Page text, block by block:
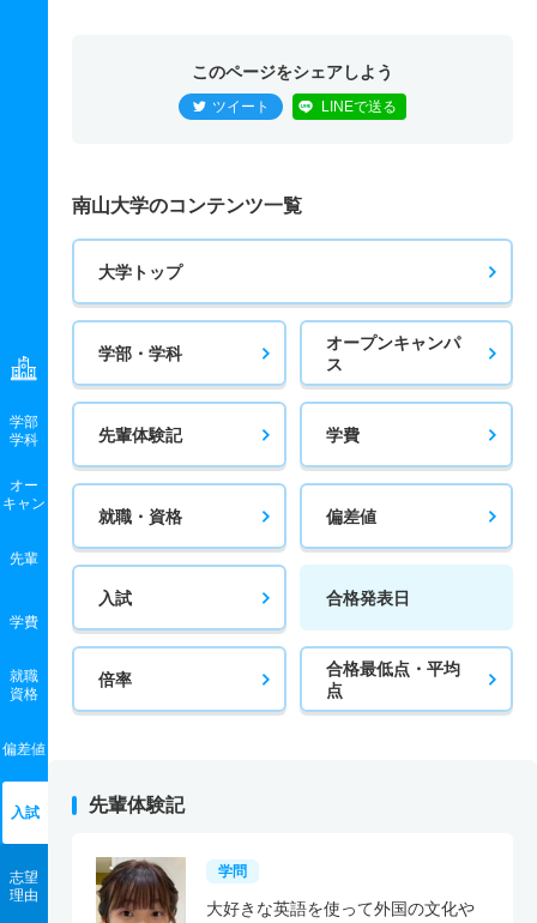
学部
学科
オー
キャン
先輩
学費
就職
資格
偏差値
入試
志望
理由
このページをシェアしよう
ツイート LINEで送る
南山大学のコンテンツ一覧
大学トップ
学部・学科
オープンキャンパ
ス
先輩体験記 学費
就職・資格 偏差値
入試 合格発表日
倍率
合格最低点・平均
点
先輩体験記
学問
大好きな英語を使って外国の文化や